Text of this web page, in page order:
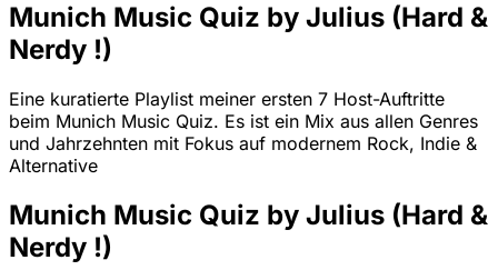
Munich Music Quiz by Julius (Hard &
Nerdy !)
Eine kuratierte Playlist meiner ersten 7 Host-Auftritte
beim Munich Music Quiz. Es ist ein Mix aus allen Genres
und Jahrzehnten mit Fokus auf modernem Rock, Indie &
Alternative
Munich Music Quiz by Julius (Hard &
Nerdy !)